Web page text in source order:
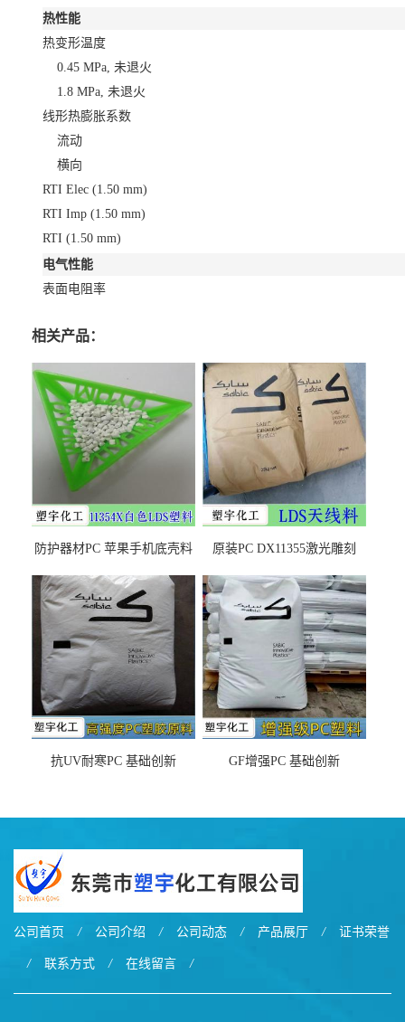
热性能
热变形温度
0.45 MPa, 未退火
1.8 MPa, 未退火
线形热膨胀系数
流动
横向
RTI Elec (1.50 mm)
RTI Imp (1.50 mm)
RTI (1.50 mm)
电气性能
表面电阻率
相关产品：
防护器材PC 苹果手机底壳料
之忧
原装PC DX11355激光雕刻
抗UV耐寒PC 基础创新
GF增强PC 基础创新
公司首页 / 公司介绍 / 公司动态 / 产品展厅 / 证书荣誉
/ 联系方式 / 在线留言 /